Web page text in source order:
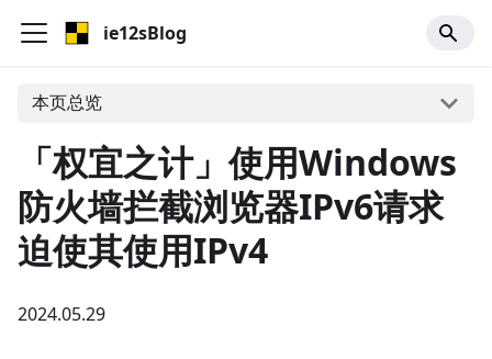
ie12sBlog
本页总览
「权宜之计」使用Windows
防火墙拦截浏览器IPv6请求
迫使其使用IPv4
2024.05.29